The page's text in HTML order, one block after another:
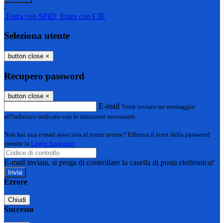
-
Entra con SPID Entra con CIE
Seleziona utente
button close ×
Recupero password
button close ×
E-mail Verrà inviato un messaggio
all'indirizzo indicato con le istruzioni necessarie.
Non hai una e-mail associata al nome utente? Effettua il reset della password
tramite la Login Spaggiari
E-mail inviata, si prega di controllare la casella di posta elettronica!
Errore
Chiudi
Successo